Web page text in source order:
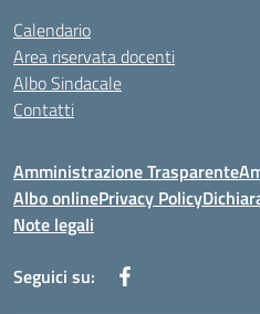
Calendario
Area riservata docenti
Albo Sindacale
Contatti
Amministrazione Trasparente
Albo onlinePrivacy Policy
Note legali
Seguici su: